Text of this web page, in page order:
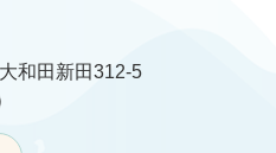
和田新田312-5